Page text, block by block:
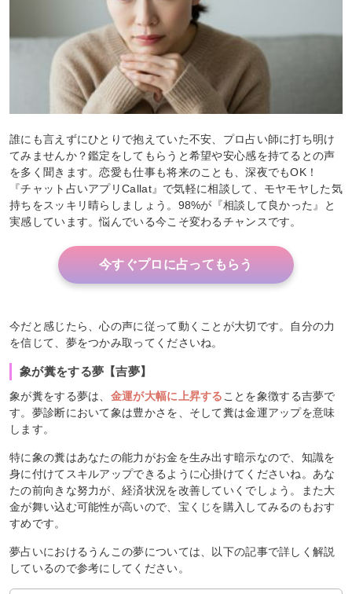
誰にも言えずにひとりで抱えていた不安、プロ占い師に打ち明け
てみませんか？鑑定をしてもらうと希望や安心感を持てるとの声
を多く聞きます。恋愛も仕事も将来のことも、深夜でもOK！
『チャット占いアプリCallat』で気軽に相談して、モヤモヤした気
持ちをスッキリ晴らしましょう。98%が『相談して良かった』と
実感しています。悩んでいる今こそ変わるチャンスです。
今すぐプロに占ってもらう
今だと感じたら、心の声に従って動くことが大切です。自分の力
を信じて、夢をつかみ取ってくださいね。
象が糞をする夢【吉夢】
象が糞をする夢は、 金運が大幅に上昇する ことを象徴する吉夢で
す。夢診断において象は豊かさを、そして糞は金運アップを意味
します。
特に象の糞はあなたの能力がお金を生み出す暗示なので、知識を
身に付けてスキルアップできるように心掛けてくださいね。あな
たの前向きな努力が、経済状況を改善していくでしょう。また大
金が舞い込む可能性が高いので、宝くじを購入してみるのもおす
すめです。
夢占いにおけるうんこの夢については、以下の記事で詳しく解説
しているので参考にしてください。